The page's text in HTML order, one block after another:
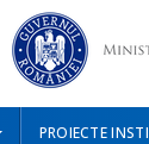
PROIECTE